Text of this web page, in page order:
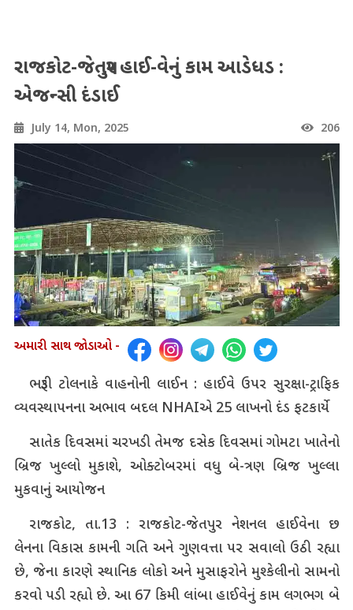
રાજકોટ-જેતપુર હાઈ-વેનું કામ આડેધડ :
એજન્સી દંડાઈ
July 14, Mon, 2025 206
અમારી સાથ જોડાઓ -
ભરૂડી ટોલનાકે વાહનોની લાઈન : હાઈવે ઉપર સુરક્ષા-ટ્રાફિક
વ્યવસ્થાપનના અભાવ બદલ NHAIએ 25 લાખનો દંડ ફટકાર્યે
સાતેક દિવસમાં ચરખડી તેમજ દસેક દિવસમાં ગોમટા ખાતેનો
બ્રિજ ખુલ્લો મુકાશે, ઓક્ટોબરમાં વધુ બે-ત્રણ બ્રિજ ખુલ્લા
મુકવાનું આયોજન
રાજકોટ, તા.13 : રાજકોટ-જેતપુર નેશનલ હાઈવેના છ
લેનના વિકાસ કામની ગતિ અને ગુણવત્તા પર સવાલો ઉઠી રહ્યા
છે, જેના કારણે સ્થાનિક લોકો અને મુસાફરોને મુશ્કેલીનો સામનો
કરવો પડી રહ્યો છે. આ 67 કિમી લાંબા હાઈવેનું કામ લગભગ બે